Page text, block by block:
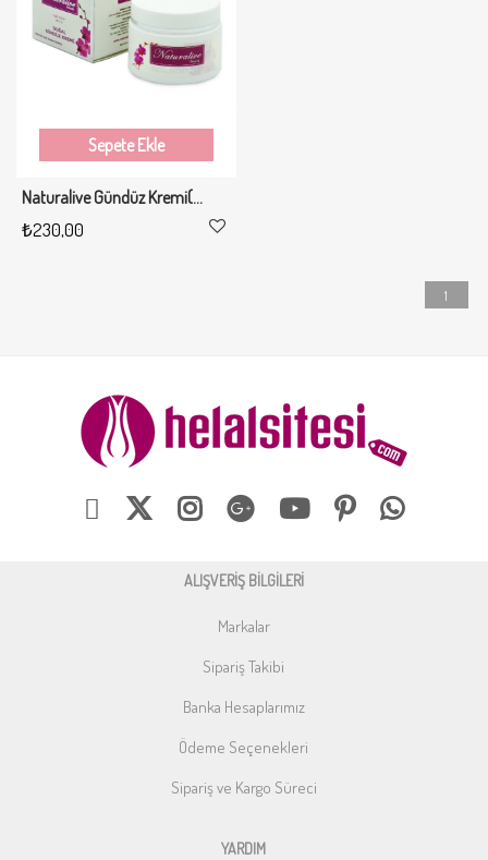
Naturalive Gündüz Kremi(yağlı ciltler) 50ml
₺230,00
Sepete Ekle
1
ALIŞVERİŞ BİLGİLERİ
Markalar
Sipariş Takibi
Banka Hesaplarımız
Ödeme Seçenekleri
Sipariş ve Kargo Süreci
YARDIM